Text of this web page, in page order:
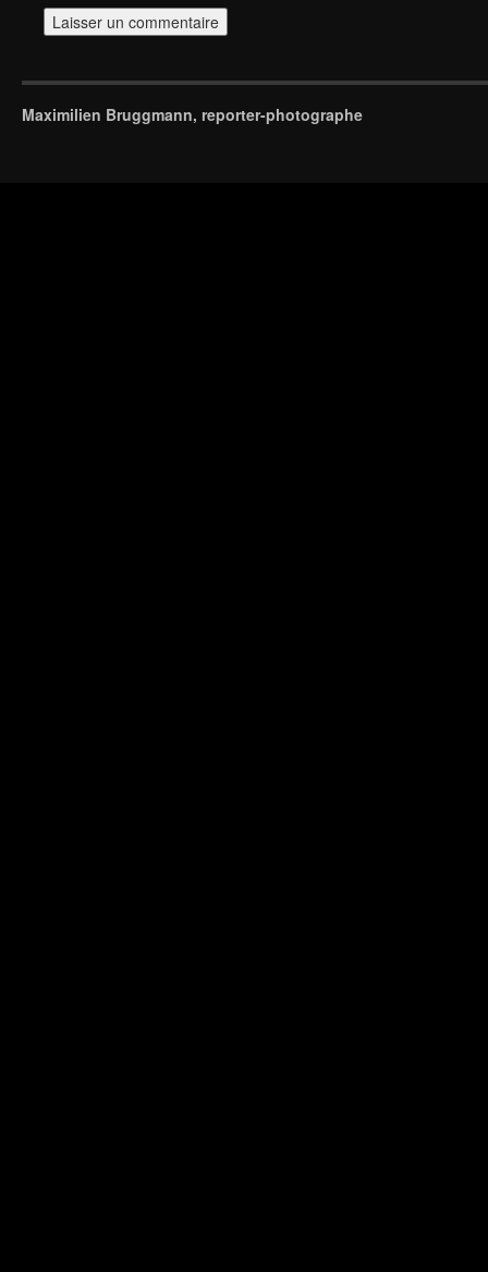
Maximilien Bruggmann, reporter-photographe